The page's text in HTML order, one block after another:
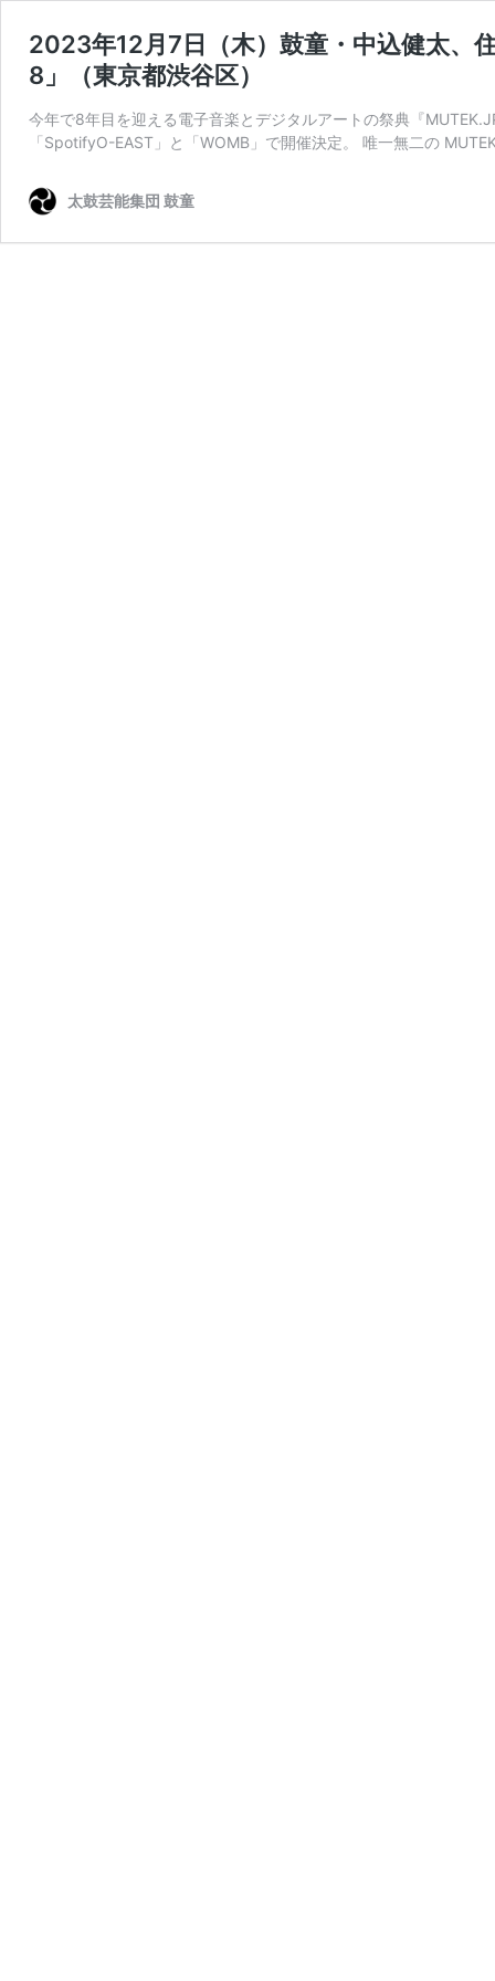
2023年12月7日（木）鼓童・中込健太、
8」（東京都渋谷区）
今年で8年目を迎える電子音楽とデジタルアートの祭典『
「SpotifyO-EAST」と「WOMB」で開催決定。 唯一無二の
太鼓芸能集団 鼓童